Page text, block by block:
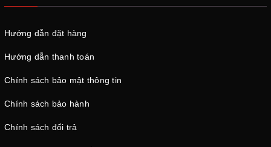
Hướng dẫn đặt hàng
Hướng dẫn thanh toán
Chính sách bảo mật thông tin
Chính sách bảo hành
Chính sách đổi trả